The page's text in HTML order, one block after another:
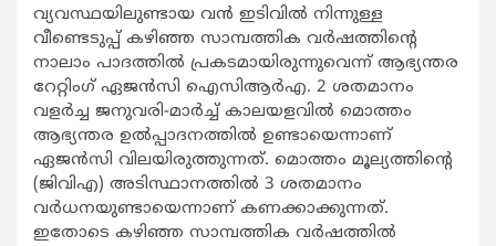
വ്യവസ്ഥയിലുണ്ടായ വന്‍ ഇടിവില്‍ നിന്നുള്ള
വീണ്ടെടുപ്പ് കഴിഞ്ഞ സാമ്പത്തിക വര്‍ഷത്തിന്‍റെ
നാലാം പാദത്തില്‍ പ്രകടമായിരുന്നുവെന്ന് ആഭ്യന്തര
റേറ്റിംഗ് ഏജന്‍സി ഐസിആര്‍എ. 2 ശതമാനം
വളര്‍ച്ച ജനുവരി-മാര്‍ച്ച് കാലയളവില്‍ മൊത്തം
ആഭ്യന്തര ഉല്‍പ്പാദനത്തില്‍ ഉണ്ടായെന്നാണ്
ഏജന്‍സി വിലയിരുത്തുന്നത്. മൊത്തം മൂല്യത്തിന്‍റെ
(ജിവിഎ) അടിസ്ഥാനത്തില്‍ 3 ശതമാനം
വര്‍ധനയുണ്ടായെന്നാണ് കണക്കാക്കുന്നത്.
ഇതോടെ കഴിഞ്ഞ സാമ്പത്തിക വര്‍ഷത്തില്‍